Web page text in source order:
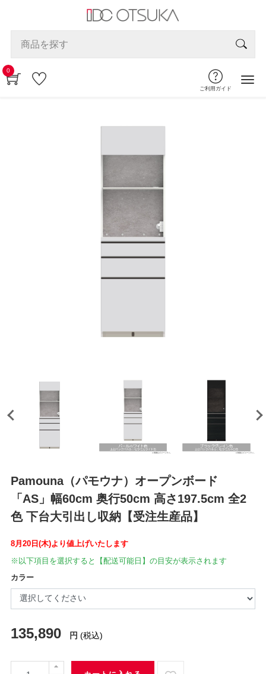
0
ご利用ガイド
Pamouna（パモウナ）オープンボード
「AS」幅60cm 奥行50cm 高さ197.5cm 全2
色 下台大引出し収納【受注生産品】
8月20日(木)より値上げいたします
※以下項目を選択すると【配送可能日】の目安が表示されます
カラー
135,890 円 (税込)